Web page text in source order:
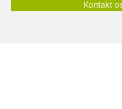
Kontakt